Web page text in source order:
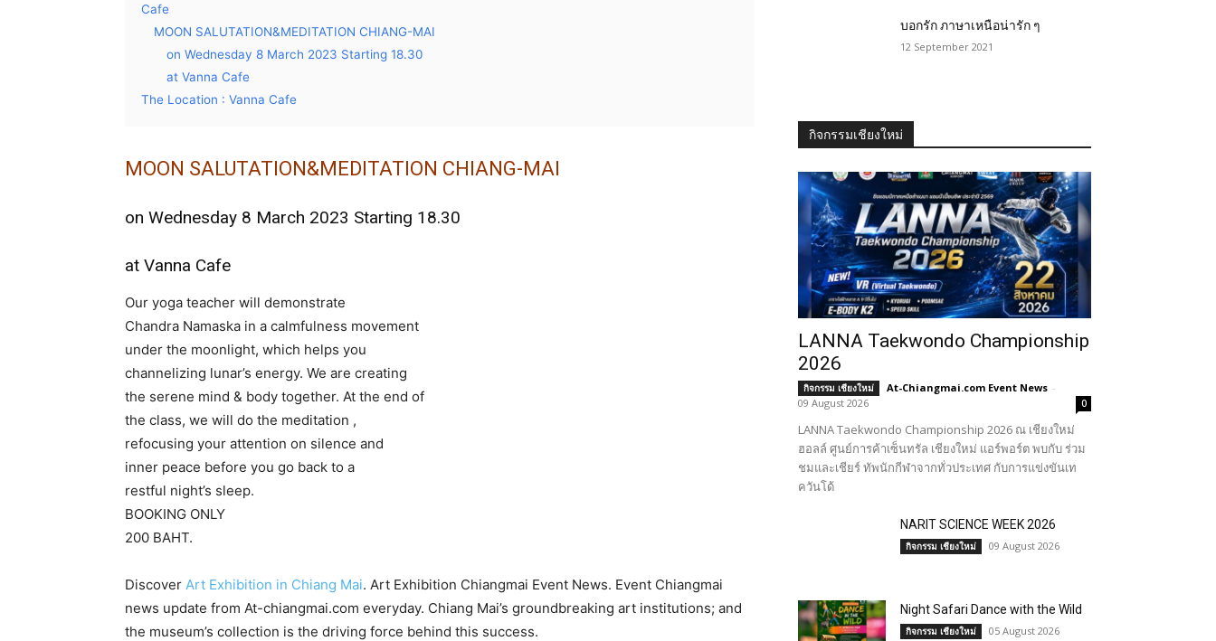
Cafe
MOON SALUTATION&MEDITATION CHIANG-MAI
on Wednesday 8 March 2023 Starting 18.30
at Vanna Cafe
The Location : Vanna Cafe
MOON SALUTATION&MEDITATION CHIANG-MAI
on Wednesday 8 March 2023 Starting 18.30
at Vanna Cafe
Our yoga teacher will demonstrate
Chandra Namaska in a calmfulness movement
under the moonlight, which helps you
channelizing lunar’s energy. We are creating
the serene mind & body together. At the end of
the class, we will do the meditation ,
refocusing your attention on silence and
inner peace before you go back to a
restful night’s sleep.
BOOKING ONLY
200 BAHT.
Discover Art Exhibition in Chiang Mai. Art Exhibition Chiangmai Event News. Event Chiangmai
news update from At-chiangmai.com everyday. Chiang Mai’s groundbreaking art institutions; and
the museum’s collection is the driving force behind this success.
บอกรัก ภาษาเหนือน่ารัก ๆ
12 September 2021
กิจกรรมเชียงใหม่
LANNA Taekwondo Championship
2026
กิจกรรม เชียงใหม่ At-Chiangmai.com Event News -
09 August 2026
0
LANNA Taekwondo Championship 2026 ณ เชียงใหม่
ฮอลล์ ศูนย์การค้าเซ็นทรัล เชียงใหม่ แอร์พอร์ต พบกับ ร่วม
ชมและเชียร์ ทัพนักกีฬาจากทั่วประเทศ กับการแข่งขันเท
ควันโด้
NARIT SCIENCE WEEK 2026
กิจกรรม เชียงใหม่ 09 August 2026
Night Safari Dance with the Wild
กิจกรรม เชียงใหม่ 05 August 2026